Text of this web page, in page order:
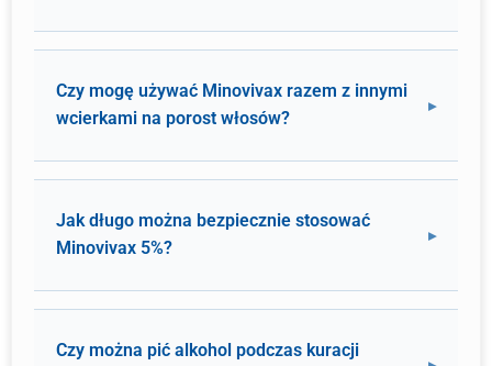
Czy mogę używać Minovivax razem z innymi
wcierkami na porost włosów?
Jak długo można bezpiecznie stosować
Minovivax 5%?
Czy można pić alkohol podczas kuracji